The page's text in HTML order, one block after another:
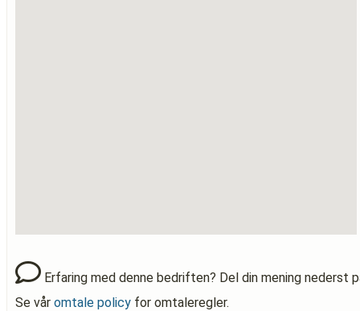
Erfaring med denne bedriften? Del din mening nederst
Se vår omtale policy for omtaleregler.